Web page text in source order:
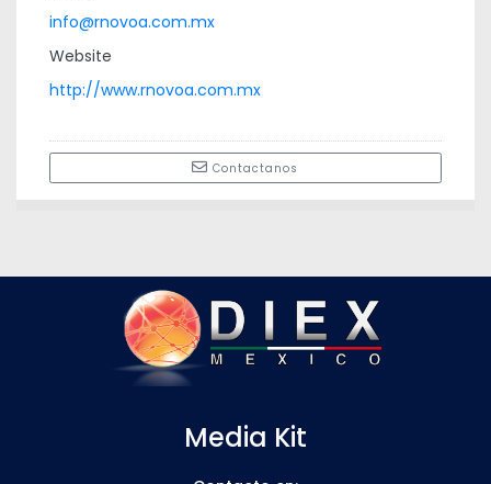
info@rnovoa.com.mx
Website
http://www.rnovoa.com.mx
Contactanos
Media Kit